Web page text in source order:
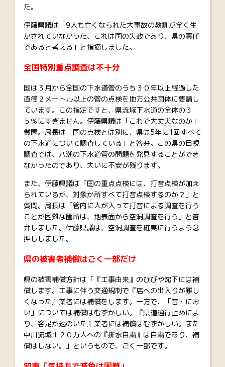
た。
伊藤県議は「9人も亡くなられた大事故の教訓が全く生
かされていなかった、これは国の失政であり、県の責任
であると考える」と指摘しました。
全国特別重点調査は不十分
国は３月から全国の下水道管のうち３０年以上経過した
直径２メートル以上の管の点検を地方公共団体に要請し
ています。この指定ですと、県流域下水道の全体の３
５％にすぎません。伊藤県議は「これで大丈夫なのか」
質問。局長は「国の点検とは別に、県は5年に1回すべて
の下水道について調査している」と答弁。この県の目視
調査では、八潮の下水道管の問題を発見することができ
なかったのであり、大いに不安が残ります。
また、伊藤県議は「国の重点点検には、打音点検が加え
られているが、対象か所すべて打音点検するのか？」と
質問。局長は「管内に人が入って打音による調査を行う
ことが困難な箇所は、地表面から空洞調査を行う」と答
弁しました。伊藤県議は、空洞調査を確実に行うよう念
押ししました。
県の被害者補償はごく一部だけ
県の被害補償方針は「『工事由来』のひびや沈下には補
償します。工事に伴う交通規制で『店への出入りが難し
くなった』業者には補償をします。一方で、「音・にお
い」については補償はむずかしい。『県道通行止めによ
り、客足が遠のいた』業者には補償はむずかしい。また
中川流域１２０万人への『排水自粛』は自粛であり、補
償はしない。」というもので、ごく一部です。